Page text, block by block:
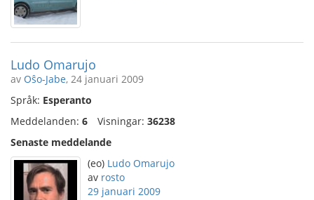
Ludo Omarujo
av Oŝo-Jabe, 24 januari 2009
Språk: Esperanto
Meddelanden: 6 Visningar: 36238
Senaste meddelande
(eo) Ludo Omarujo
av rosto
29 januari 2009